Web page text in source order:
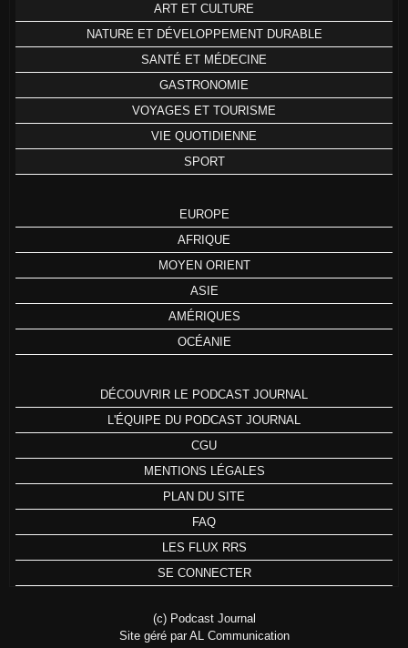
ART ET CULTURE
NATURE ET DÉVELOPPEMENT DURABLE
SANTÉ ET MÉDECINE
GASTRONOMIE
VOYAGES ET TOURISME
VIE QUOTIDIENNE
SPORT
EUROPE
AFRIQUE
MOYEN ORIENT
ASIE
AMÉRIQUES
OCÉANIE
DÉCOUVRIR LE PODCAST JOURNAL
L'ÉQUIPE DU PODCAST JOURNAL
CGU
MENTIONS LÉGALES
PLAN DU SITE
FAQ
LES FLUX RRS
SE CONNECTER
(c) Podcast Journal
Site géré par AL Communication